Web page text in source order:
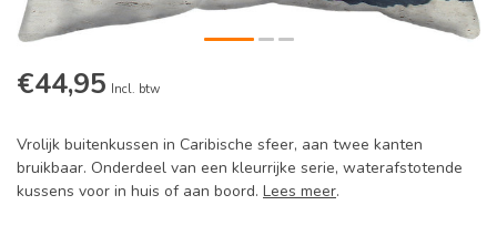
€44,95 Incl. btw
Vrolijk buitenkussen in Caribische sfeer, aan twee kanten
bruikbaar. Onderdeel van een kleurrijke serie, waterafstotende
kussens voor in huis of aan boord. Lees meer.